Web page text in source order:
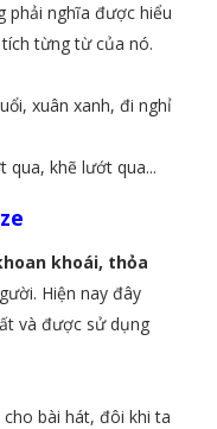
phải nghĩa được hiểu
từng từ của nó.
xuân xanh, đi nghỉ
qua, khẽ lướt qua...
khoái, thỏa
Hiện nay đây
và được sử dụng
bài hát, đôi khi ta